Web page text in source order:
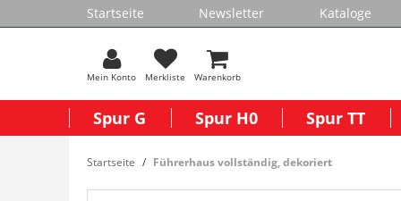
Startseite Newsletter Kataloge
Mein Konto Merkliste Warenkorb
Spur G Spur H0 Spur TT
Startseite Führerhaus vollständig, dekoriert